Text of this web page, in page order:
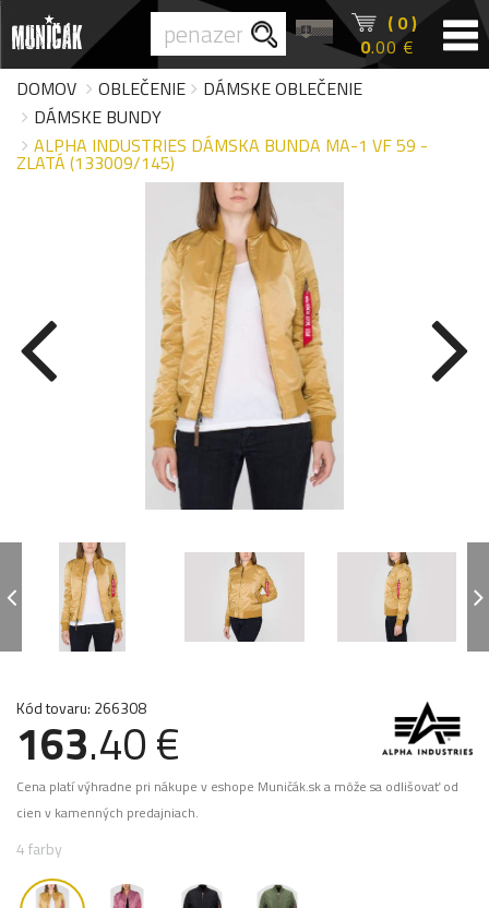
( 0 )
0.00 €
DOMOV
OBLEČENIE
DÁMSKE OBLEČENIE
DÁMSKE BUNDY
ALPHA INDUSTRIES DÁMSKA BUNDA MA-1 VF 59 -
ZLATÁ (133009/145)
Kód tovaru: 266308
163.40 €
Cena platí výhradne pri nákupe v eshope Muničák.sk a môže sa odlišovať od
cien v kamenných predajniach.
4 farby